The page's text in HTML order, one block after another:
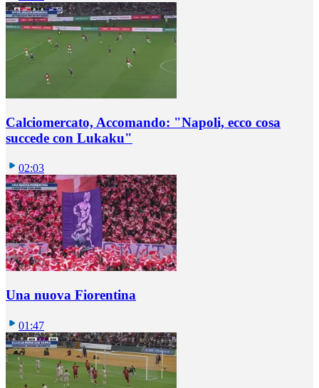
Calciomercato, Accomando: "Napoli, ecco cosa
succede con Lukaku"
02:03
Una nuova Fiorentina
01:47